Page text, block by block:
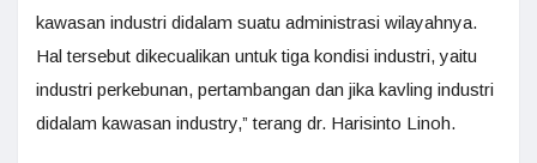
kawasan industri didalam suatu administrasi wilayahnya.
Hal tersebut dikecualikan untuk tiga kondisi industri, yaitu
industri perkebunan, pertambangan dan jika kavling industri
didalam kawasan industry,” terang dr. Harisinto Linoh.